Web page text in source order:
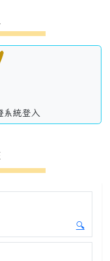
系統登入
🔍
開始本